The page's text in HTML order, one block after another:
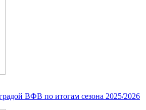
ВФВ по итогам сезона 2025/2026